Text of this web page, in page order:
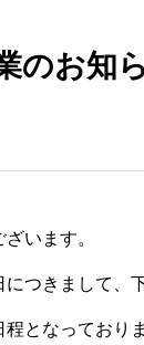
のお知
います。
つきまして、
となっておりま